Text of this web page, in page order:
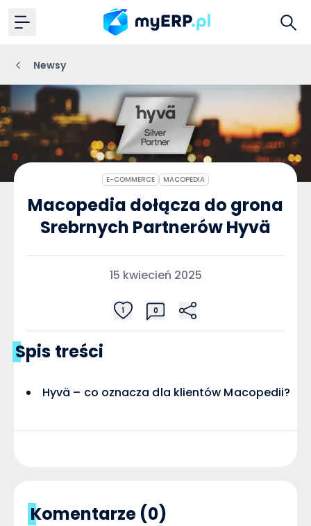
Newsy
E-COMMERCE MACOPEDIA
Macopedia dołącza do grona
Srebrnych Partnerów Hyvä
15 kwiecień 2025
1 0
Spis treści
Hyvä – co oznacza dla klientów Macopedii?
Komentarze (0)